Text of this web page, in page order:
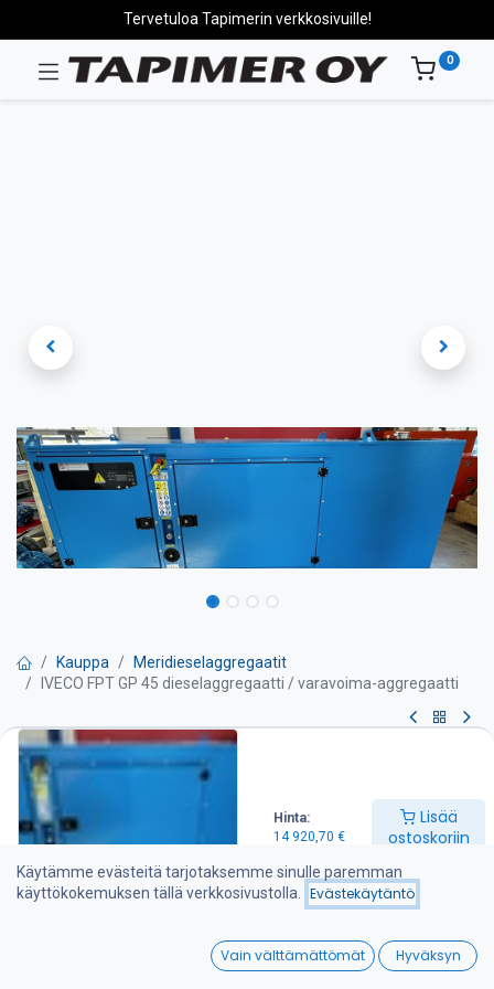
Hinta:
14 920,70 €
Lisää
ostoskoriin
Wishlist
Tervetuloa Tapimerin verkkosivuille!
0
Kauppa
Meridieselaggregaatit
IVECO FPT GP 45 dieselaggregaatti / varavoima-aggregaatti
IVECO FPT GP 45
dieselaggregaatti / varavoima-
aggregaatti
Pyydä tarjous
40 kVA varavoima dieselaggregaatti
Käytämme evästeitä tarjotaksemme sinulle paremman
käyttökokemuksen tällä verkkosivustolla.
Evästekäytäntö
Vain välttämättömät Hyväksyn